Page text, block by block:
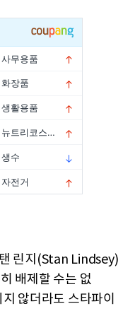
린지(Stan Lindsey)
배제할 수는 없
않더라도 스타파이